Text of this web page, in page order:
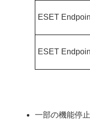
ESET
ESET
一部の機能停